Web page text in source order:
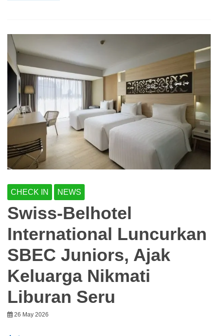
CHECK IN NEWS
Swiss-Belhotel
International Luncurkan
SBEC Juniors, Ajak
Keluarga Nikmati
Liburan Seru
26 May 2026